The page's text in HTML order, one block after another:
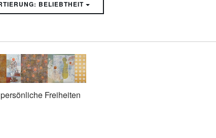
SORTIERUNG: BELIEBTHEIT
persönliche Freiheiten